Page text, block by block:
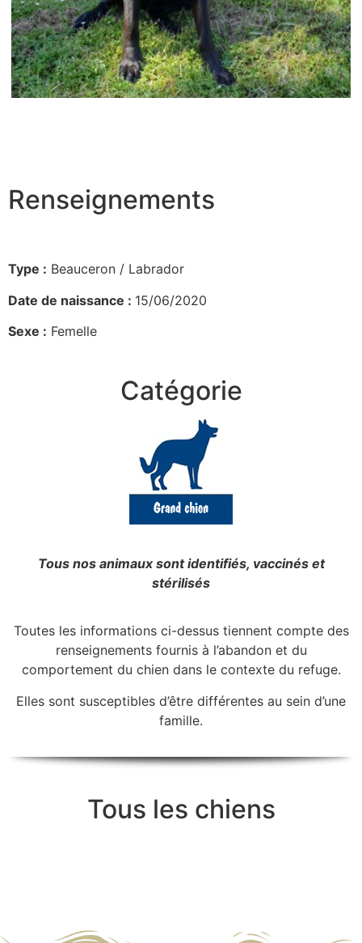
Renseignements
Type : Beauceron / Labrador
Date de naissance : 15/06/2020
Sexe : Femelle
Catégorie
Tous nos animaux sont identifiés, vaccinés et
stérilisés
Toutes les informations ci-dessus tiennent compte des
renseignements fournis à l’abandon et du
comportement du chien dans le contexte du refuge.
Elles sont susceptibles d’être différentes au sein d’une
famille.
Tous les chiens